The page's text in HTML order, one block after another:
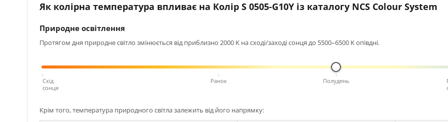
Як колірна температура впливає на Колір S 0505-G10Y із каталогу NCS Colour System
Природне освітлення
Протягом дня природне світло змінюється від приблизно 2000 K на сході/заході сонця до 5500–6500 K опівдні.
Схід
сонця
Ранок Полудень
Крім того, температура природного світла залежить від його напрямку: